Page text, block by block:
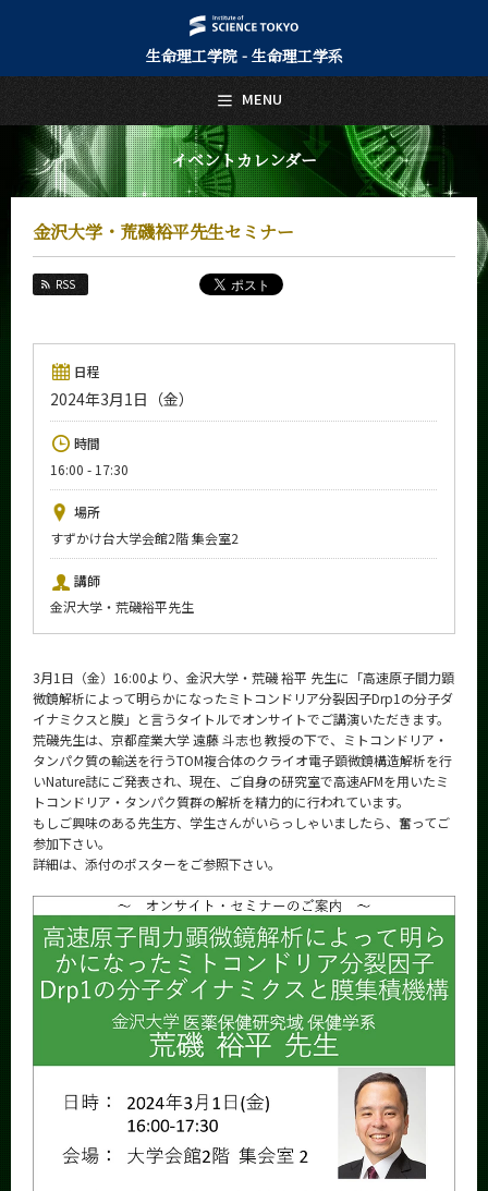
生命理工学院 - 生命理工学系
イベントカレンダー
金沢大学・荒磯裕平先生セミナー
RSS
日程
2024年3月1日（金）
時間
16:00 - 17:30
場所
すずかけ台大学会館2階 集会室2
講師
金沢大学・荒磯裕平先生
3月1日（金）16:00より、金沢大学・荒磯 裕平 先生に「高速原子間力顕
微鏡解析によって明らかになったミトコンドリア分裂因子Drp1の分子ダ
イナミクスと膜」と言うタイトルでオンサイトでご講演いただきます。
荒磯先生は、京都産業大学 遠藤 斗志也 教授の下で、ミトコンドリア・
タンパク質の輸送を行うTOM複合体のクライオ電子顕微鏡構造解析を行
いNature誌にご発表され、現在、ご自身の研究室で高速AFMを用いたミ
トコンドリア・タンパク質群の解析を精力的に行われています。
もしご興味のある先生方、学生さんがいらっしゃいましたら、奮ってご
参加下さい。
詳細は、添付のポスターをご参照下さい。
MENU
日本語 English
トップページ
Top Page
生命理工学系について
About Us
教育
Education
未来
Future
入学案内
Admissions
生命理工学系 News
News
イベントカレンダー
Event Calendar
今後のイベント
年別アーカイブ
サイト構成
CLOSE